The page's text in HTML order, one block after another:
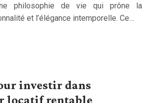
philosophie de vie qui prône la
et l’élégance intemporelle. Ce…
investir dans
locatif rentable